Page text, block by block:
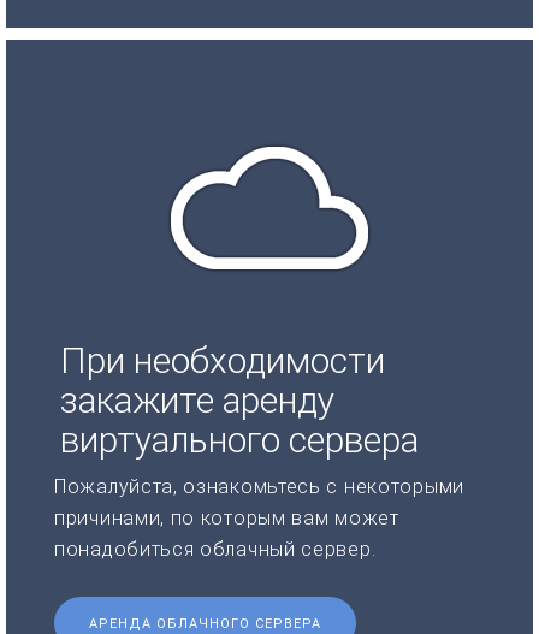
При необходимости
закажите аренду
виртуального сервера
Пожалуйста, ознакомьтесь с некоторыми
причинами, по которым вам может
понадобиться облачный сервер.
АРЕНДА ОБЛАЧНОГО СЕРВЕРА